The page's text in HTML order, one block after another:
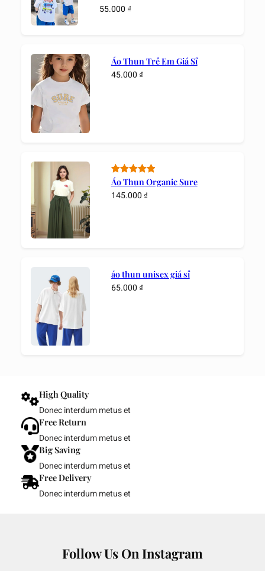
55.000 ₫
Áo Thun Trẻ Em Giá Sỉ
45.000 ₫
5.00trên 5
dựa trên
1
Áo Thun Organic Sure
145.000 ₫
áo thun unisex giá sỉ
65.000 ₫
High Quality
Donec interdum metus et
Free Return
Donec interdum metus et
Big Saving
Donec interdum metus et
Free Delivery
Donec interdum metus et
Follow Us On Instagram